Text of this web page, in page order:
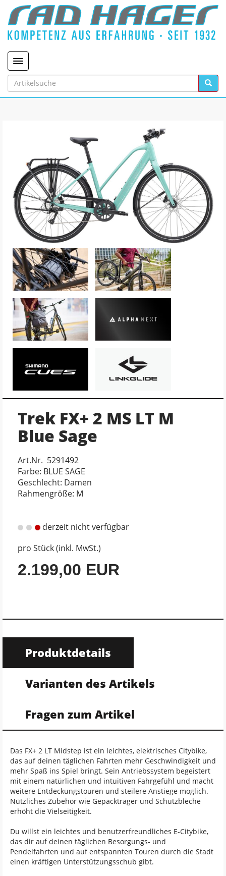
Toggle navigation
Trek FX+ 2 MS LT M
Blue Sage
Art.Nr. 5291492
Farbe: BLUE SAGE
Geschlecht: Damen
Rahmengröße: M
derzeit nicht verfügbar
pro Stück (inkl. MwSt.)
2.199,00 EUR
Produktdetails
Varianten des Artikels
Fragen zum Artikel
Das FX+ 2 LT Midstep ist ein leichtes, elektrisches Citybike,
das auf deinen täglichen Fahrten mehr Geschwindigkeit und
mehr Spaß ins Spiel bringt. Sein Antriebssystem begeistert
mit einem natürlichen und intuitiven Fahrgefühl und macht
weitere Entdeckungstouren und steilere Anstiege möglich.
Nützliches Zubehör wie Gepäckträger und Schutzbleche
erhöht die Vielseitigkeit.
Du willst ein leichtes und benutzerfreundliches E-Citybike,
das dir auf deinen täglichen Besorgungs- und
Pendelfahrten und auf entspannten Touren durch die Stadt
einen kräftigen Unterstützungsschub gibt.